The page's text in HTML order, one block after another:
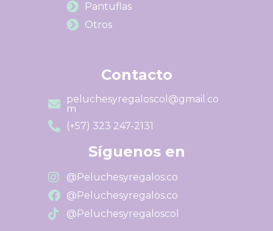
Pantuflas
Otros
Contacto
peluchesyregaloscol@gmail.co
m
(+57) 323 247-2131
Síguenos en
@Peluchesyregalos.co
@Peluchesyregalos.co
@Peluchesyregaloscol